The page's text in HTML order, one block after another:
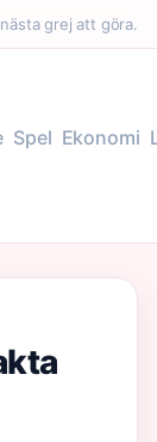
grej att göra.
Spel Ekonomi